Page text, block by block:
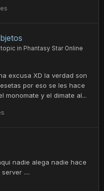
in Phantasy Star Online
excusa XD la verdad son
por eso se les hace
monomate y el dimate al...
nadie alega nadie hace
....